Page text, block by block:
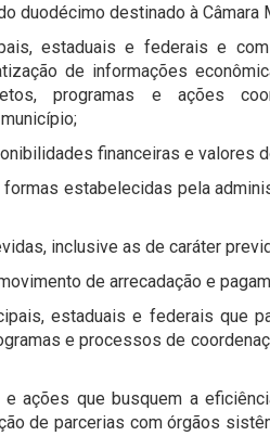
duodécimo destinado à Câmara
estaduais e federais e
de informações
programas e ações
financeiras e valores
estabelecidas pela
inclusive as de caráter
de arrecadação e
estaduais e federais que
e processos de
ações que busquem a
de parcerias com órgãos